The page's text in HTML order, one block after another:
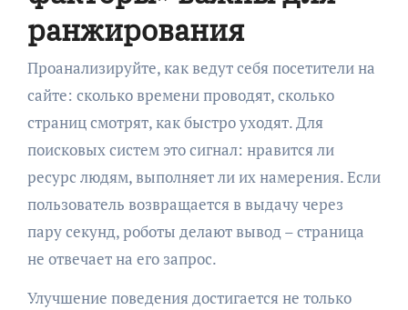
ранжирования
Проанализируйте, как ведут себя посетители на
сайте: сколько времени проводят, сколько
страниц смотрят, как быстро уходят. Для
поисковых систем это сигнал: нравится ли
ресурс людям, выполняет ли их намерения. Если
пользователь возвращается в выдачу через
пару секунд, роботы делают вывод – страница
не отвечает на его запрос.
Улучшение поведения достигается не только